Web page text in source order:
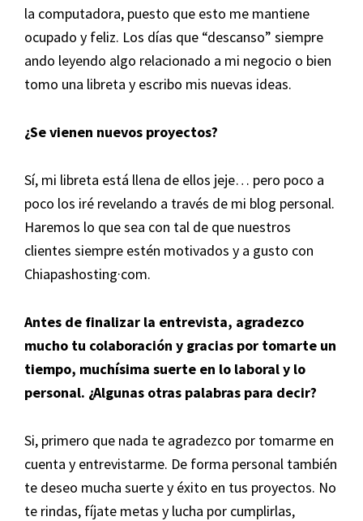
la computadora, puesto que esto me mantiene
ocupado y feliz. Los días que “descanso” siempre
ando leyendo algo relacionado a mi negocio o bien
tomo una libreta y escribo mis nuevas ideas.
¿Se vienen nuevos proyectos?
Sí, mi libreta está llena de ellos jeje… pero poco a
poco los iré revelando a través de mi blog personal.
Haremos lo que sea con tal de que nuestros
clientes siempre estén motivados y a gusto con
Chiapashosting·com.
Antes de finalizar la entrevista, agradezco
mucho tu colaboración y gracias por tomarte un
tiempo, muchísima suerte en lo laboral y lo
personal. ¿Algunas otras palabras para decir?
Si, primero que nada te agradezco por tomarme en
cuenta y entrevistarme. De forma personal también
te deseo mucha suerte y éxito en tus proyectos. No
te rindas, fíjate metas y lucha por cumplirlas,